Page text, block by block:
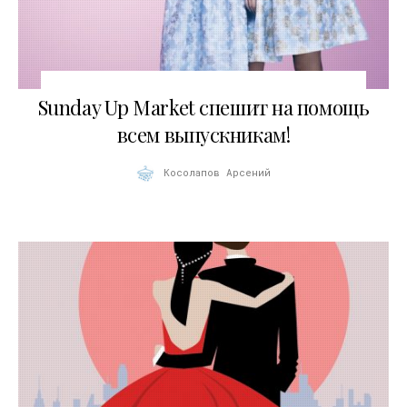
Sunday Up Market спешит на помощь
всем выпускникам!
Косолапов Арсений